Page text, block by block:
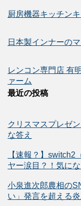
厨房機器キッチン
日本製インナーの
レンコン専門店 有
ァーム
最近の投稿
クリスマスプレゼ
な答え
【速報？】switch2
ヤー涙目？！気に
小泉進次郎農相の
い」発言を超える